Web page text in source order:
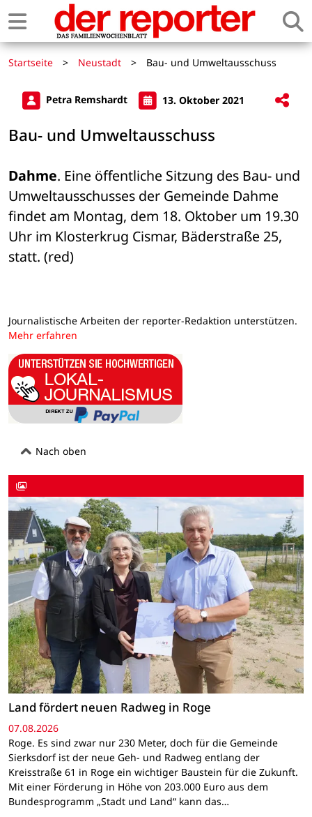
Startseite > Neustadt > Bau- und Umweltausschuss
Petra Remshardt 13. Oktober 2021
Bau- und Umweltausschuss
Dahme. Eine öffentliche Sitzung des Bau- und
Umweltausschusses der Gemeinde Dahme
findet am Montag, dem 18. Oktober um 19.30
Uhr im Klosterkrug Cismar, Bäderstraße 25,
statt. (red)
Journalistische Arbeiten der reporter-Redaktion unterstützen.
Mehr erfahren
Nach oben
Land fördert neuen Radweg in Roge
07.08.2026
Roge. Es sind zwar nur 230 Meter, doch für die Gemeinde
Sierksdorf ist der neue Geh- und Radweg entlang der
Kreisstraße 61 in Roge ein wichtiger Baustein für die Zukunft.
Mit einer Förderung in Höhe von 203.000 Euro aus dem
Bundesprogramm „Stadt und Land“ kann das…